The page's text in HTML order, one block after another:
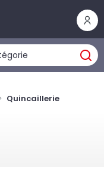
Quincaillerie